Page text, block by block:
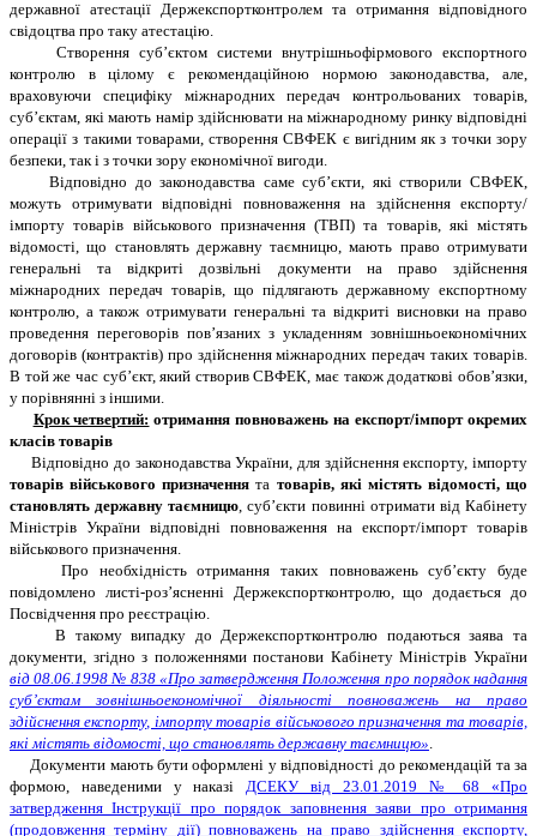
державної атестації Держекспортконтролем та отримання відповідного
свідоцтва про таку атестацію.
Створення суб’єктом системи внутрішньофірмового експортного
контролю в цілому є рекомендаційною нормою законодавства, але,
враховуючи специфіку міжнародних передач контрольованих товарів,
суб’єктам, які мають намір здійснювати на міжнародному ринку відповідні
операції з такими товарами, створення СВФЕК є вигідним як з точки зору
безпеки, так і з точки зору економічної вигоди.
Відповідно до законодавства саме суб’єкти, які створили СВФЕК,
можуть отримувати відповідні повноваження на здійснення експорту/
імпорту товарів військового призначення (ТВП) та товарів, які містять
відомості, що становлять державну таємницю, мають право отримувати
генеральні та відкриті дозвільні документи на право здійснення
міжнародних передач товарів, що підлягають державному експортному
контролю, а також отримувати генеральні та відкриті висновки на право
проведення переговорів пов’язаних з укладенням зовнішньоекономічних
договорів (контрактів) про здійснення міжнародних передач таких товарів.
В той же час суб’єкт, який створив СВФЕК, має також додаткові обов’язки,
у порівнянні з іншими.
Крок четвертий: отримання повноважень на експорт/імпорт окремих
класів товарів
Відповідно до законодавства України, для здійснення експорту, імпорту
товарів військового призначення та товарів, які містять відомості, що
становлять державну таємницю, суб’єкти повинні отримати від Кабінету
Міністрів України відповідні повноваження на експорт/імпорт товарів
військового призначення.
Про необхідність отримання таких повноважень суб’єкту буде
повідомлено листі-роз’ясненні Держекспортконтролю, що додається до
Посвідчення про реєстрацію.
В такому випадку до Держекспортконтролю подаються заява та
документи, згідно з положеннями постанови Кабінету Міністрів України
від 08.06.1998 № 838 «Про затвердження Положення про порядок надання
суб’єктам зовнішньоекономічної діяльності повноважень на право
здійснення експорту, імпорту товарів військового призначення та товарів,
які містять відомості, що становлять державну таємницю».
Документи мають бути оформлені у відповідності до рекомендацій та за
формою, наведеними у наказіДСЕКУ від 23.01.2019 № 68 «Про
затвердження Інструкції про порядок заповнення заяви про отримання
(продовження терміну дії) повноважень на право здійснення експорту,